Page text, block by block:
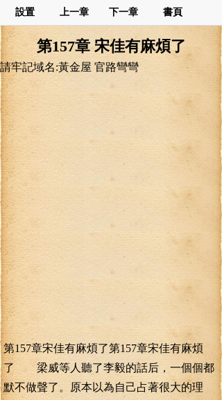
設置 上一章 下一章 書頁
第157章 宋佳有麻煩了
請牢記域名:黃金屋 官路彎彎
第157章宋佳有麻煩了第157章宋佳有麻煩
了 梁威等人聽了李毅的話后，一個個都
默不做聲了。原本以為自己占著很大的理